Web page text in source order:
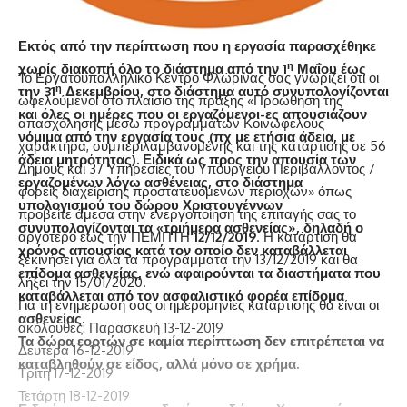
19ημέρων δικαιούνται ανάλογο κλάσμα του δώρου.
Εκτός από την περίπτωση που η εργασία παρασχέθηκε
χωρίς διακοπή όλο το διάστημα από την 1η Μαΐου έως
την 31ηΔεκεμβρίου, στο διάστημα αυτό συνυπολογίζονται
και όλες οι ημέρες που οι εργαζόμενοι-ες απουσιάζουν
νόμιμα από την εργασία τους (πχ με ετήσια άδεια, με
άδεια μητρότητας). Ειδικά ως προς την απουσία των
εργαζομένων λόγω ασθένειας, στο διάστημα
υπολογισμού του δώρου Χριστουγέννων
συνυπολογίζονται τα «τριήμερα ασθενείας», δηλαδή ο
χρόνος απουσίας κατά τον οποίο δεν καταβάλλεται
επίδομα ασθενείας, ενώ αφαιρούνται τα διαστήματα που
καταβάλλεται από τον ασφαλιστικό φορέα επίδομα
ασθενείας.
Τα δώρα εορτών σε καμία περίπτωση δεν επιτρέπεται να
καταβληθούν σε είδος, αλλά μόνο σε χρήμα.
Το Εργατοϋπαλληλικό Κέντρο Φλώρινας σας γνωρίζει ότι οι
ωφελούμενοι στο πλαίσιο της πράξης «Προώθηση της
απασχόλησης μέσω προγραμμάτων Κοινωφελούς
χαρακτήρα, συμπεριλαμβανομένης και της κατάρτισης σε 56
Δήμους και 37 Υπηρεσίες του Υπουργείου Περιβάλλοντος /
φορείς διαχείρισης προστατευόμενων περιοχών» όπως
προβείτε άμεσα στην ενεργοποίηση της επιταγής σας το
αργότερο έως την ΠΕΜΠΤΗ12/12/2019. Η κατάρτιση θα
ξεκινήσει για όλα τα προγράμματα την 13/12/2019 και θα
λήξει την 15/01/2020.
Για τη ενημέρωσή σας οι ημερομηνίες κατάρτισης θα είναι οι
ακόλουθες: Παρασκευή 13-12-2019
Δευτέρα 16-12-2019
Τρίτη 17-12-2019
Τετάρτη 18-12-2019